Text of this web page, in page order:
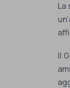
La
Il